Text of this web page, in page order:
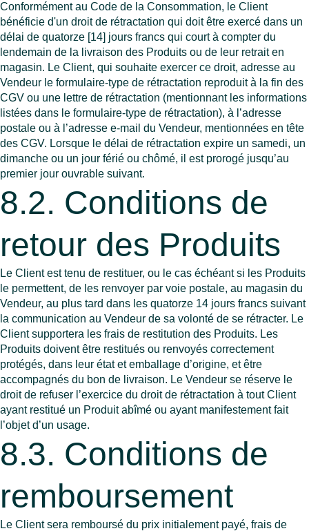
Conformément au Code de la Consommation, le Client
bénéficie d'un droit de rétractation qui doit être exercé dans un
délai de quatorze [14] jours francs qui court à compter du
lendemain de la livraison des Produits ou de leur retrait en
magasin. Le Client, qui souhaite exercer ce droit, adresse au
Vendeur le formulaire-type de rétractation reproduit à la fin des
CGV ou une lettre de rétractation (mentionnant les informations
listées dans le formulaire-type de rétractation), à l’adresse
postale ou à l’adresse e-mail du Vendeur, mentionnées en tête
des CGV. Lorsque le délai de rétractation expire un samedi, un
dimanche ou un jour férié ou chômé, il est prorogé jusqu’au
premier jour ouvrable suivant.
8.2. Conditions de
retour des Produits
Le Client est tenu de restituer, ou le cas échéant si les Produits
le permettent, de les renvoyer par voie postale, au magasin du
Vendeur, au plus tard dans les quatorze 14 jours francs suivant
la communication au Vendeur de sa volonté de se rétracter. Le
Client supportera les frais de restitution des Produits. Les
Produits doivent être restitués ou renvoyés correctement
protégés, dans leur état et emballage d’origine, et être
accompagnés du bon de livraison. Le Vendeur se réserve le
droit de refuser l’exercice du droit de rétractation à tout Client
ayant restitué un Produit abîmé ou ayant manifestement fait
l’objet d’un usage.
8.3. Conditions de
remboursement
Le Client sera remboursé du prix initialement payé, frais de